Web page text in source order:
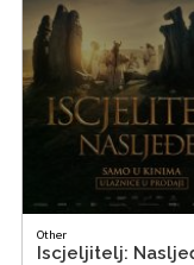
Other
Iscjeljitelj: